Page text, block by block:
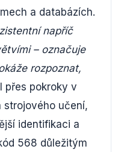
a databázích.
napříč
– označuje
rozpoznat,
I přes pokroky v
strojového učení,
identifikaci a
568 důležitým